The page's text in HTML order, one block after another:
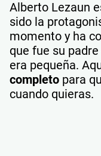
Alberto Lezaun
sido la
momento y ha
que fue su
era pequeña.
completo para
cuando quieras.